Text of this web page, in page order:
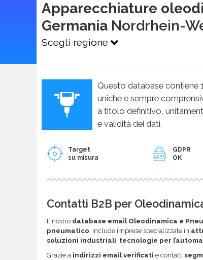
Apparecchiature
Germania Nordrhein-
Scegli regione
Questo database contiene
uniche e sempre
a titolo definitivo,
e validità dei dati.
Target
su misura
GDPR
OK
Contatti B2B per
Il nostro database email Oleodinamica e
pneumatico . Include imprese specializzate in
soluzioni industriali tecnologie per
Grazie a indirizzi email verificati e contatti